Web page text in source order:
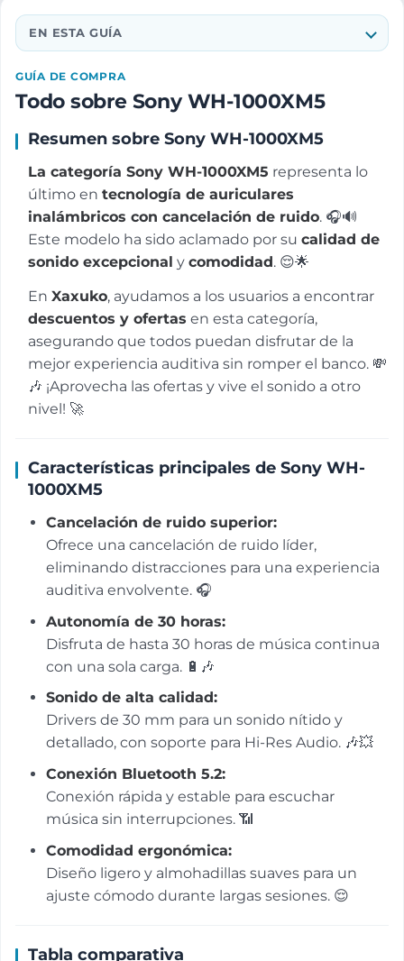
EN ESTA GUÍA
GUÍA DE COMPRA
Todo sobre Sony WH-1000XM5
Resumen sobre Sony WH-1000XM5
La categoría Sony WH-1000XM5 representa lo
último en tecnología de auriculares
inalámbricos con cancelación de ruido. 🎧🔊
Este modelo ha sido aclamado por su calidad de
sonido excepcional y comodidad. 😌🌟
En Xaxuko, ayudamos a los usuarios a encontrar
descuentos y ofertas en esta categoría,
asegurando que todos puedan disfrutar de la
mejor experiencia auditiva sin romper el banco. 💸
🎶 ¡Aprovecha las ofertas y vive el sonido a otro
nivel! 🚀
Características principales de Sony WH-
1000XM5
Cancelación de ruido superior:
Ofrece una cancelación de ruido líder,
eliminando distracciones para una experiencia
auditiva envolvente. 🎧
Autonomía de 30 horas:
Disfruta de hasta 30 horas de música continua
con una sola carga. 🔋🎶
Sonido de alta calidad:
Drivers de 30 mm para un sonido nítido y
detallado, con soporte para Hi-Res Audio. 🎶💥
Conexión Bluetooth 5.2:
Conexión rápida y estable para escuchar
música sin interrupciones. 📶
Comodidad ergonómica:
Diseño ligero y almohadillas suaves para un
ajuste cómodo durante largas sesiones. 😌
Tabla comparativa